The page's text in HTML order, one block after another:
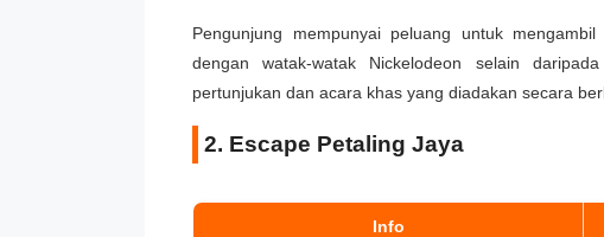
Pengunjung mempunyai peluang untuk
dengan watak-watak Nickelodeon selain
pertunjukan dan acara khas yang diadakan secara
2. Escape Petaling Jaya
Info